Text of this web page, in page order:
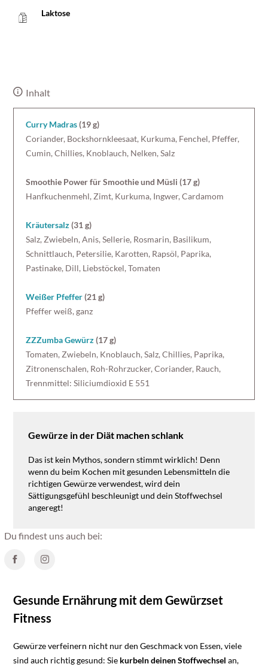
Gesunde Ernährung mit dem Gewürzset
Fitness
Gewürze verfeinern nicht nur den Geschmack von Essen, viele
sind auch richtig gesund: Sie kurbeln deinen Stoffwechsel an,
Laktose
Inhalt
Curry Madras(19 g)
Coriander, Bockshornkleesaat, Kurkuma, Fenchel, Pfeffer,
Cumin, Chillies, Knoblauch, Nelken, Salz
Smoothie Power für Smoothie und Müsli (17 g)
Hanfkuchenmehl, Zimt, Kurkuma, Ingwer, Cardamom
Kräutersalz(31 g)
Salz, Zwiebeln, Anis, Sellerie, Rosmarin, Basilikum,
Schnittlauch, Petersilie, Karotten, Rapsöl, Paprika,
Pastinake, Dill, Liebstöckel, Tomaten
Weißer Pfeffer(21 g)
Pfeffer weiß, ganz
ZZZumba Gewürz(17 g)
Tomaten, Zwiebeln, Knoblauch, Salz, Chillies, Paprika,
Zitronenschalen, Roh-Rohrzucker, Coriander, Rauch,
Trennmittel: Siliciumdioxid E 551
Gewürze in der Diät machen schlank
Das ist kein Mythos, sondern stimmt wirklich! Denn
wenn du beim Kochen mit gesunden Lebensmitteln die
richtigen Gewürze verwendest, wird dein
Sättigungsgefühl beschleunigt und dein Stoffwechsel
angeregt!
Du findest uns auch bei: